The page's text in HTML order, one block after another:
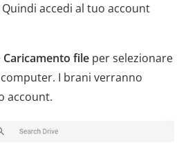
accedi al tuo account
Caricamento file per selezionare
I brani verranno
account.